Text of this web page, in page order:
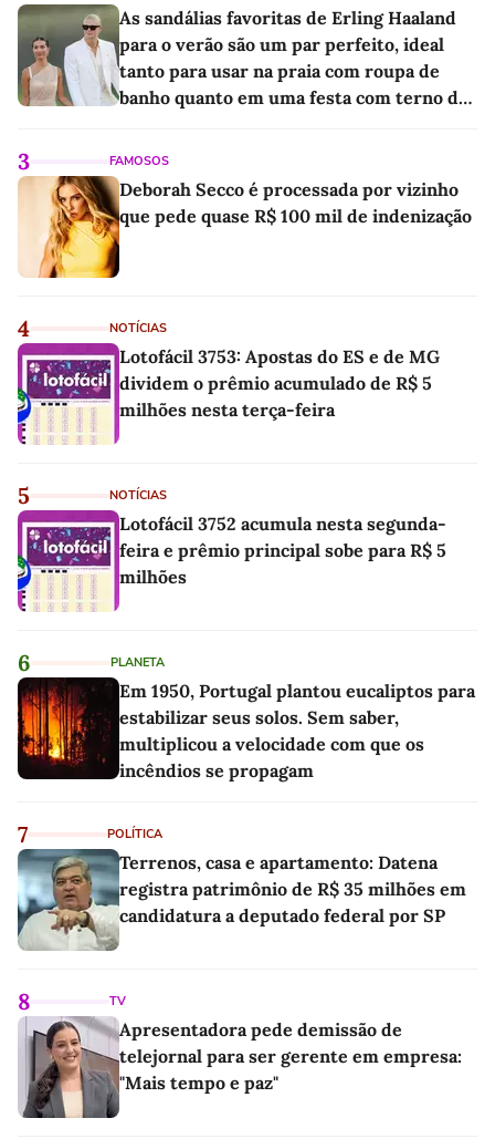
As sandálias favoritas de Erling Haaland
para o verão são um par perfeito, ideal
tanto para usar na praia com roupa de
banho quanto em uma festa com terno de
3 FAMOSOS
Deborah Secco é processada por vizinho
que pede quase R$ 100 mil de indenização
4 NOTÍCIAS
Lotofácil 3753: Apostas do ES e de MG
dividem o prêmio acumulado de R$ 5
milhões nesta terça-feira
5 NOTÍCIAS
Lotofácil 3752 acumula nesta segunda-
feira e prêmio principal sobe para R$ 5
milhões
6 PLANETA
Em 1950, Portugal plantou eucaliptos para
estabilizar seus solos. Sem saber,
multiplicou a velocidade com que os
incêndios se propagam
7 POLÍTICA
Terrenos, casa e apartamento: Datena
registra patrimônio de R$ 35 milhões em
candidatura a deputado federal por SP
8 TV
Apresentadora pede demissão de
telejornal para ser gerente em empresa:
"Mais tempo e paz"